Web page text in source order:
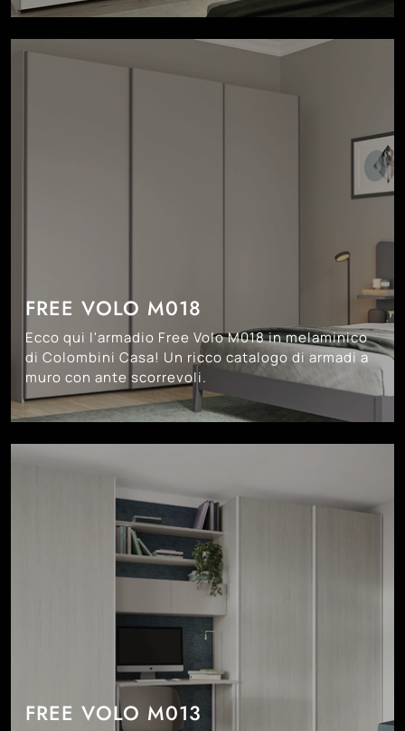
FREE VOLO M018
Ecco qui l'armadio Free Volo M018 in melaminico
di Colombini Casa! Un ricco catalogo di armadi a
muro con ante scorrevoli.
FREE VOLO M013